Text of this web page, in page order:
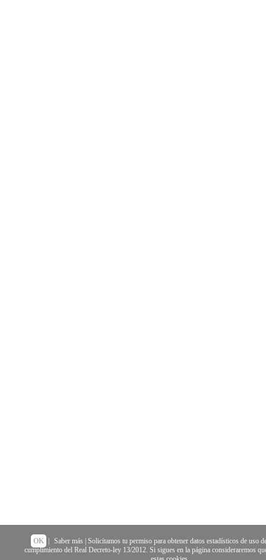
OK Saber más | Solicitamos tu permiso para obtener datos estadísticos de uso
cumplimiento del Real Decreto-ley 13/2012. Si sigues en la página consideraremos